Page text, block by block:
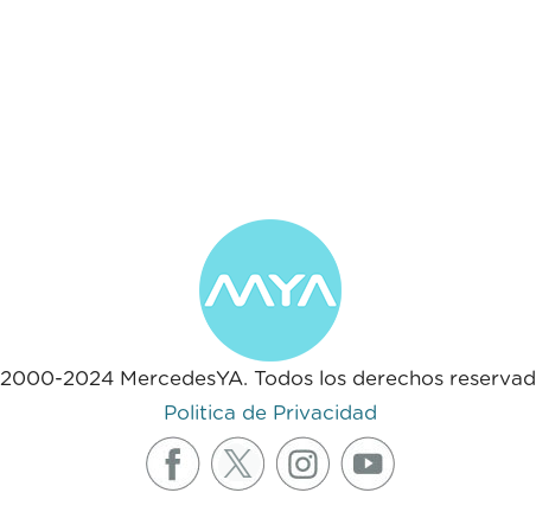
2024 MercedesYA. Todos los derechos
Politica de Privacidad